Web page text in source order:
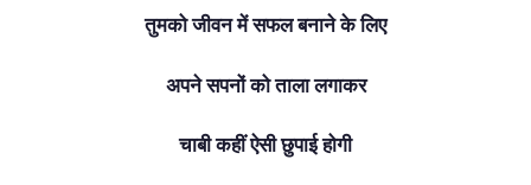
तुमको जीवन में सफल बनाने के लिए
अपने सपनों को ताला लगाकर
चाबी कहीं ऐसी छुपाई होगी